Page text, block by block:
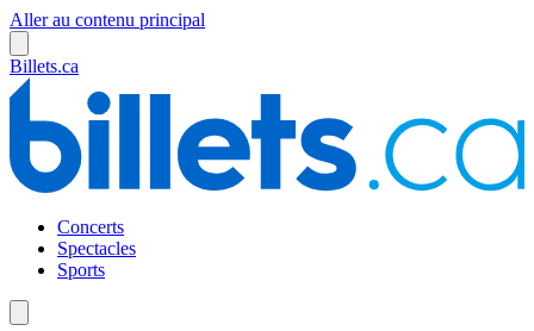
Aller au contenu principal
Billets.ca
Concerts
Spectacles
Sports